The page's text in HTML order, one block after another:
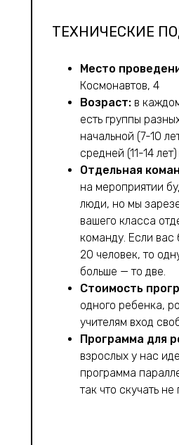
ТЕХНИЧЕСКИЕ
Место
Космонавтов, 4
Возраст: в
есть группы
начальной (7-10
средней (11-14
Отдельная
на мероприятии
люди, но мы
вашего класса
команду. Если вас
20 человек, то
больше — то две.
Стоимость
одного ребенка,
учителям вход
Программа для
взрослых у нас
программа
так что скучать не